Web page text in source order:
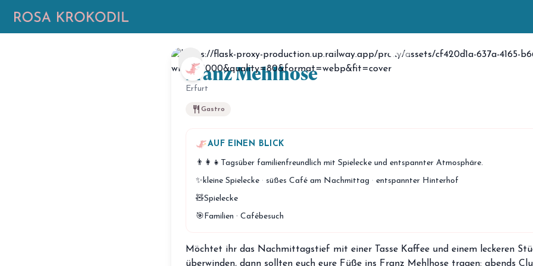
chevron_left
Franz Mehlhose
Erfurt
restaurant Gastro
AUF EINEN BLICK
👨‍👩‍👧 Tagsüber familienfreundlich mit Spielecke und entspannter Atmosphäre.
✨kleine Spielecke · süßes Café am Nachmittag · entspannter Hinterhof
🧸Spielecke
🎯Familien · Cafébesuch
Möchtet ihr das Nachmittagstief mit einer Tasse Kaffee und einem leckeren
überwinden, dann sollten euch eure Füße ins Franz Mehlhose tragen: abends